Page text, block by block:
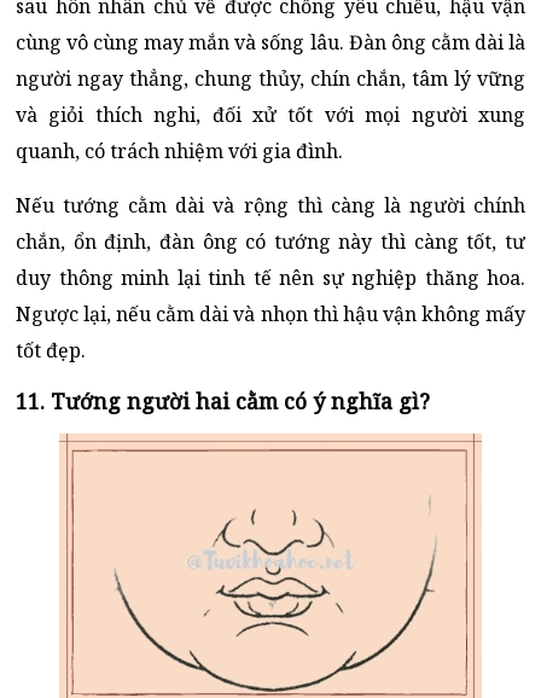
sau hôn nhân chủ về được chồng yêu chiều, hậu vận
cùng vô cùng may mắn và sống lâu. Đàn ông cằm dài là
người ngay thẳng, chung thủy, chín chắn, tâm lý vững
và giỏi thích nghi, đối xử tốt với mọi người xung
quanh, có trách nhiệm với gia đình.
Nếu tướng cằm dài và rộng thì càng là người chính
chắn, ổn định, đàn ông có tướng này thì càng tốt, tư
duy thông minh lại tinh tế nên sự nghiệp thăng hoa.
Ngược lại, nếu cằm dài và nhọn thì hậu vận không mấy
tốt đẹp.
11. Tướng người hai cằm có ý nghĩa gì?